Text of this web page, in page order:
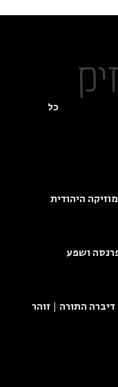
כל
היהודית
ושפע
התורה | זוהר